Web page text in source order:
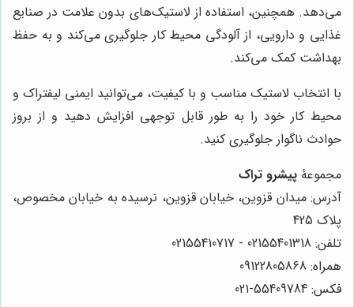
می‌دهد. همچنین، استفاده از لاستیک‌های بدون علامت در صنایع
غذایی و دارویی، از آلودگی محیط کار جلوگیری می‌کند و به حفظ
بهداشت کمک می‌کند.
با انتخاب لاستیک مناسب و با کیفیت، می‌توانید ایمنی لیفتراک و
محیط کار خود را به طور قابل توجهی افزایش دهید و از بروز
حوادث ناگوار جلوگیری کنید.
مجموعۀ پیشرو تراک
آدرس: میدان قزوین، خیابان قزوین، نرسیده به خیابان مخصوص،
پلاک 425
تلفن: 02155401318 - 02155410717
همراه: 09122805868
فکس: 55409784-021